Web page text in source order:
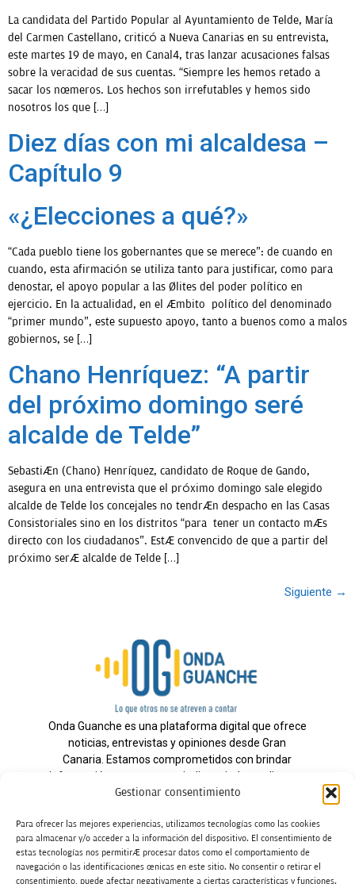
Gestionar consentimiento
Para ofrecer las mejores experiencias, utilizamos tecnologías como las cookies
para almacenar y/o acceder a la información del dispositivo. El consentimiento de
estas tecnologías nos permitirá procesar datos como el comportamiento de
navegación o las identificaciones únicas en este sitio. No consentir o retirar el
consentimiento, puede afectar negativamente a ciertas características y funciones.
La candidata del Partido Popular al Ayuntamiento de Telde, María
del Carmen Castellano, criticó a Nueva Canarias en su entrevista,
este martes 19 de mayo, en Canal4, tras lanzar acusaciones falsas
sobre la veracidad de sus cuentas. “Siempre les hemos retado a
sacar los números. Los hechos son irrefutables y hemos sido
nosotros los que […]
Diez días con mi alcaldesa –
Capítulo 9
«¿Elecciones a qué?»
“Cada pueblo tiene los gobernantes que se merece”: de cuando en
cuando, esta afirmación se utiliza tanto para justificar, como para
denostar, el apoyo popular a las élites del poder político en
ejercicio. En la actualidad, en el ámbito político del denominado
“primer mundo”, este supuesto apoyo, tanto a buenos como a malos
gobiernos, se […]
Chano Henríquez: “A partir
del próximo domingo seré
alcalde de Telde”
Sebastián (Chano) Henríquez, candidato de Roque de Gando,
asegura en una entrevista que el próximo domingo sale elegido
alcalde de Telde los concejales no tendrán despacho en las Casas
Consistoriales sino en los distritos “para tener un contacto más
directo con los ciudadanos”. Está convencido de que a partir del
próximo será alcalde de Telde […]
Siguiente →
Onda Guanche es una plataforma digital que ofrece
noticias, entrevistas y opiniones desde Gran
Canaria. Estamos comprometidos con brindar
información veraz y un periodismo independiente a
nuestra audiencia.
Todos los derechos reservados.
Radio